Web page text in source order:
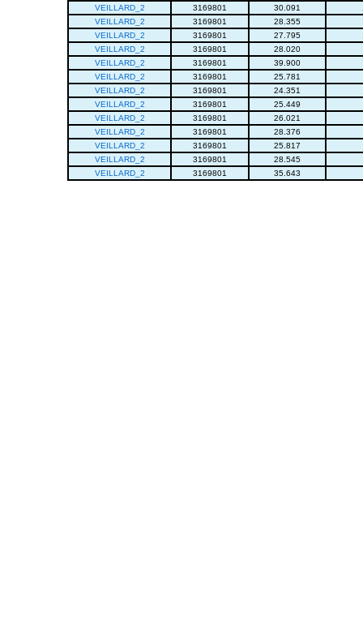
VEILLARD_2
3169801 30.091
VEILLARD_2
3169801 28.355
VEILLARD_2
3169801 27.795
VEILLARD_2
3169801 28.020
VEILLARD_2
3169801 39.900
VEILLARD_2
3169801 25.781
VEILLARD_2
3169801 24.351
VEILLARD_2
3169801 25.449
VEILLARD_2
3169801 26.021
VEILLARD_2
3169801 28.376
VEILLARD_2
3169801 25.817
VEILLARD_2
3169801
28.545
VEILLARD_2
3169801 35.643